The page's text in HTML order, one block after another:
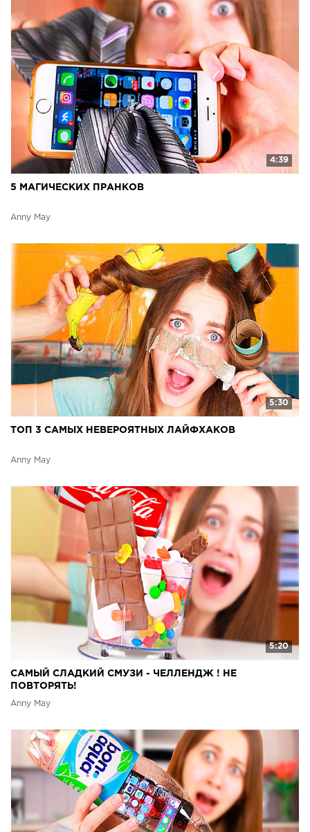
4:39
5 МАГИЧЕСКИХ ПРАНКОВ
Anny May
5:30
ТОП 3 САМЫХ НЕВЕРОЯТНЫХ ЛАЙФХАКОВ
Anny May
5:20
САМЫЙ СЛАДКИЙ СМУЗИ - ЧЕЛЛЕНДЖ ! НЕ
ПОВТОРЯТЬ!
Anny May